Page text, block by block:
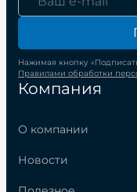
Компания
О компании
Новости
Нажимая кнопку
Правилами обработки